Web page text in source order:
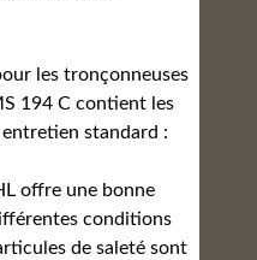
les tronçonneuses
194 C contient les
standard :
offre une bonne
conditions
de saleté sont